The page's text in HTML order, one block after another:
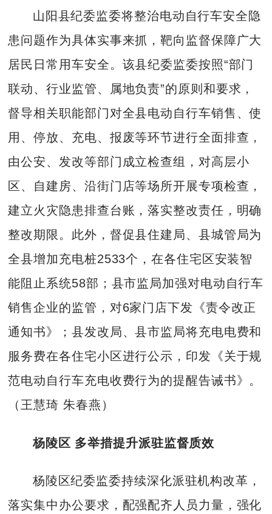
山阳县纪委监委将整治电动自行车安全隐
患问题作为具体实事来抓，靶向监督保障广大
居民日常用车安全。该县纪委监委按照“部门
联动、行业监管、属地负责”的原则和要求，
督导相关职能部门对全县电动自行车销售、使
用、停放、充电、报废等环节进行全面排查，
由公安、发改等部门成立检查组，对高层小
区、自建房、沿街门店等场所开展专项检查，
建立火灾隐患排查台账，落实整改责任，明确
整改期限。此外，督促县住建局、县城管局为
全县增加充电桩2533个，在各住宅区安装智
能阻止系统58部；县市监局加强对电动自行车
销售企业的监管，对6家门店下发《责令改正
通知书》；县发改局、县市监局将充电电费和
服务费在各住宅小区进行公示，印发《关于规
范电动自行车充电收费行为的提醒告诫书》。
（王慧琦 朱春燕）
杨陵区 多举措提升派驻监督质效
杨陵区纪委监委持续深化派驻机构改革，
落实集中办公要求，配强配齐人员力量，强化